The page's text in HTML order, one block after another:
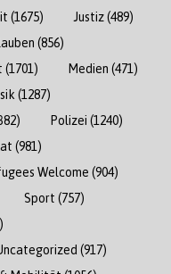
(1675) Justiz(489)
(856)
(1701) Medien (471)
(1287)
Polizei (1240)
(981)
Welcome (904)
Sport (757)
(917)